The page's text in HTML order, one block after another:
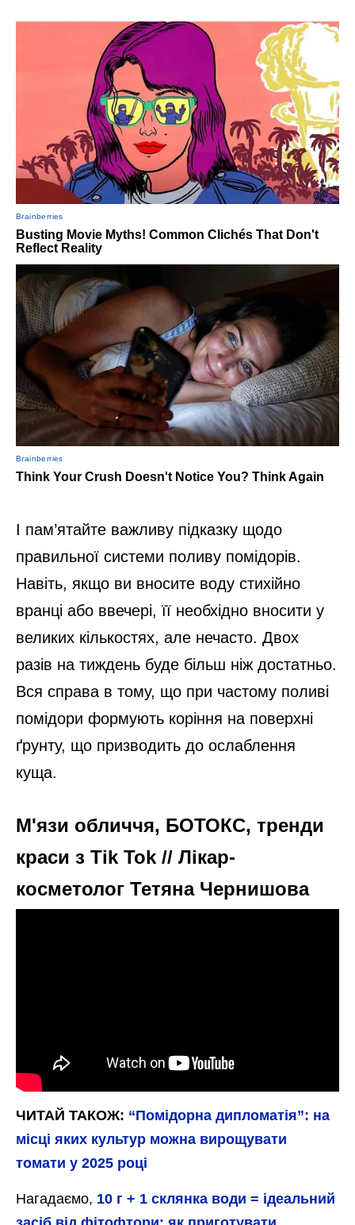
І пам’ятайте важливу підказку щодо
правильної системи поливу помідорів.
Навіть, якщо ви вносите воду стихійно
вранці або ввечері, її необхідно вносити у
великих кількостях, але нечасто. Двох
разів на тиждень буде більш ніж достатньо.
Вся справа в тому, що при частому поливі
помідори формують коріння на поверхні
ґрунту, що призводить до ослаблення
куща.
М'язи обличчя, БОТОКС, тренди
краси з Tik Tok // Лікар-
косметолог Тетяна Чернишова
ЧИТАЙ ТАКОЖ: “Помідорна дипломатія”: на
місці яких культур можна вирощувати
томати у 2025 році
Нагадаємо, 10 г + 1 склянка води = ідеальний